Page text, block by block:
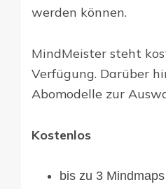
werden können.
MindMeister steht
Verfügung. Darüber
Abomodelle zur
Kostenlos
bis zu 3 Mindmaps